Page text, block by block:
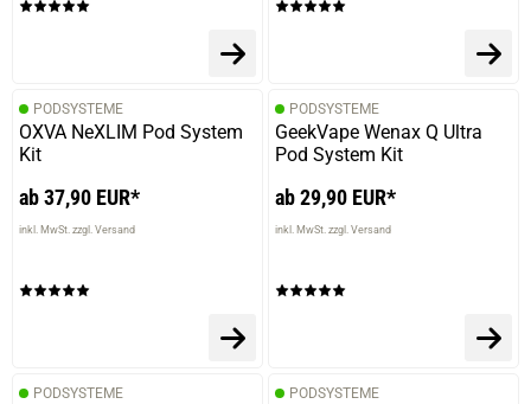
PODSYSTEME
OXVA NeXLIM Pod System
Kit
ab 37,90 EUR*
inkl. MwSt. zzgl. Versand
PODSYSTEME
GeekVape Wenax Q Ultra
Pod System Kit
ab 29,90 EUR*
inkl. MwSt. zzgl. Versand
PODSYSTEME PODSYSTEME